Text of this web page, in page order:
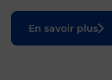
En savoir plus
Le lien s'ouvre